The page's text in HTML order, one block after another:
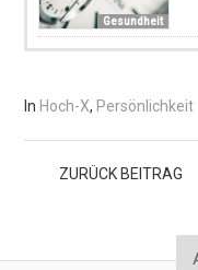
Gesundheit
In Hoch-X, Persönlichkeit
ZURÜCKBEITRAG